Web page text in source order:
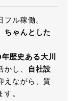
ル稼働。
ちゃんとした
歴史ある大川
かし、
自社設
えながら、質
。